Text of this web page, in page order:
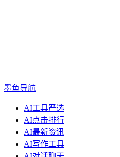
墨鱼导航
AI工具严选
AI点击排行
AI最新资讯
AI写作工具